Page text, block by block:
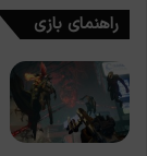
راهنمای بازی